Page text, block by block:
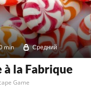
min Средний
à la Fabrique
Game